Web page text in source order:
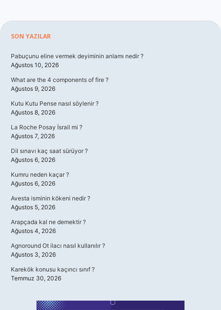
Sidebar
SON YAZILAR
Pabuçunu eline vermek deyiminin anlamı nedir ?
Ağustos 10, 2026
What are the 4 components of fire ?
Ağustos 9, 2026
Kutu Kutu Pense nasıl söylenir ?
Ağustos 8, 2026
La Roche Posay İsrail mi ?
Ağustos 7, 2026
Dil sınavı kaç saat sürüyor ?
Ağustos 6, 2026
Kumru neden kaçar ?
Ağustos 6, 2026
Avesta isminin kökeni nedir ?
Ağustos 5, 2026
Arapçada kal ne demektir ?
Ağustos 4, 2026
Agnoround Ot ilacı nasıl kullanılır ?
Ağustos 3, 2026
Karekök konusu kaçıncı sınıf ?
Temmuz 30, 2026